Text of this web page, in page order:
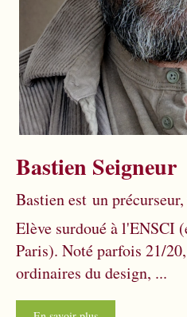
Bastien Seigneur
Bastien est un
Elève surdoué à l'ENSCI
Paris). Noté parfois 21/
ordinaires du design, ...